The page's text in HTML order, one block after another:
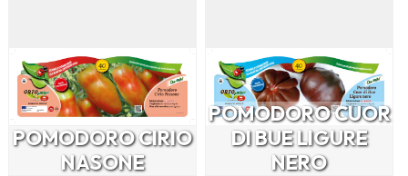
POMODORO CIRIO
NASONE
POMODORO CUOR
DI BUE LIGURE
NERO